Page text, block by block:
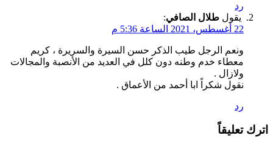
رد
يقول طلال الصافي:
22 أغسطس، 2021 الساعة 5:36 م
ونعم الرجل طيب الذكر حسن السيرة والسريرة ، كريم
معطاء خدم وطنه دون كلل في العديد من الأنصبة والمجالات
ولازال .
نقول شكراً ابا أحمد من الأعماق .
رد
اترك تعليقاً